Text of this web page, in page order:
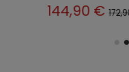
317,00 €